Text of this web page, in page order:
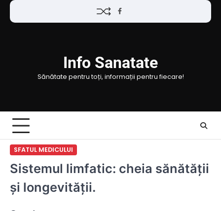
Skip
Facebook
Info Sanatate
Sănătate pentru toți, informații pentru fiecare!
SFATUL MEDICULUI
Sistemul limfatic: cheia sănătății
și longevității.